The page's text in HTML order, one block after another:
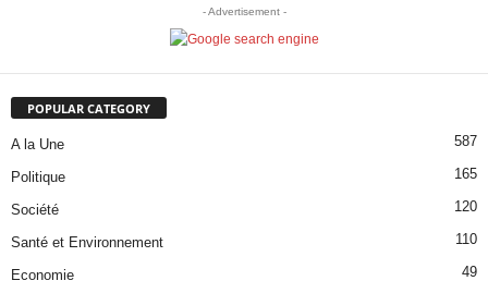
- Advertisement -
POPULAR CATEGORY
A la Une 587
Politique 165
Société 120
Santé et Environnement 110
Economie 49